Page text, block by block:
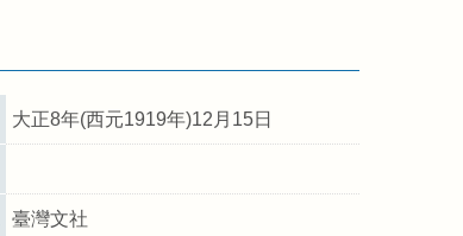
大正8年(西元1919年)12月15日
臺灣文社